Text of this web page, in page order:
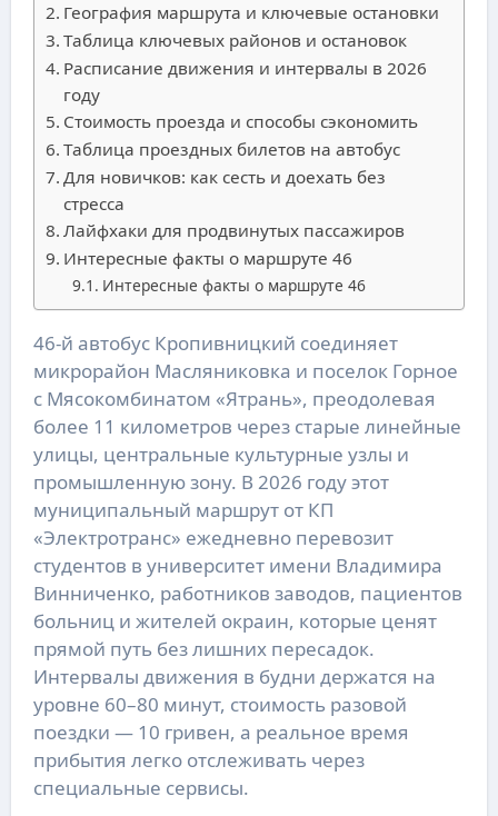
География маршрута и ключевые остановки
Таблица ключевых районов и остановок
Расписание движения и интервалы в 2026
году
Стоимость проезда и способы сэкономить
Таблица проездных билетов на автобус
Для новичков: как сесть и доехать без
стресса
Лайфхаки для продвинутых пассажиров
Интересные факты о маршруте 46
Интересные факты о маршруте 46
46-й автобус Кропивницкий соединяет
микрорайон Масляниковка и поселок Горное
с Мясокомбинатом «Ятрань», преодолевая
более 11 километров через старые линейные
улицы, центральные культурные узлы и
промышленную зону. В 2026 году этот
муниципальный маршрут от КП
«Электротранс» ежедневно перевозит
студентов в университет имени Владимира
Винниченко, работников заводов, пациентов
больниц и жителей окраин, которые ценят
прямой путь без лишних пересадок.
Интервалы движения в будни держатся на
уровне 60–80 минут, стоимость разовой
поездки — 10 гривен, а реальное время
прибытия легко отслеживать через
специальные сервисы.